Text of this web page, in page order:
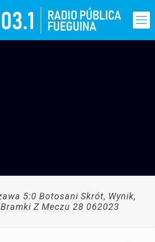
5:0 Botosani Skrót, Wynik,
Z Meczu 28 062023